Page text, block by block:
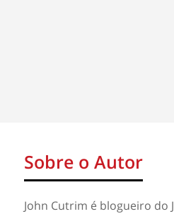
Sobre o Autor
John Cutrim é blogueiro do